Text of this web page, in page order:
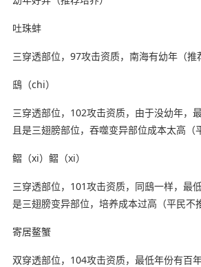
吐珠蚌
三穿透部位，97攻击资质，南海有幼年（推
鴟（chi）
三穿透部位，102攻击资质，由于没幼年，
且是三翅膀部位，吞噬变异部位成本太高（
鳛（xi）鳛（xi）
三穿透部位，101攻击资质，同鴟一样，最
是三翅膀变异部位，培养成本过高（平民不
寄居鳌蟹
双穿透部位，104攻击资质，最低年份有百